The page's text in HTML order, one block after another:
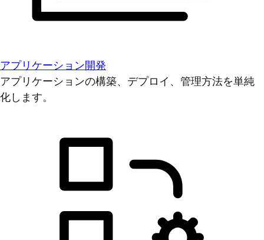
アプリケーション開発
アプリケーションの構築、デプロイ、管理方法を単純
化します。